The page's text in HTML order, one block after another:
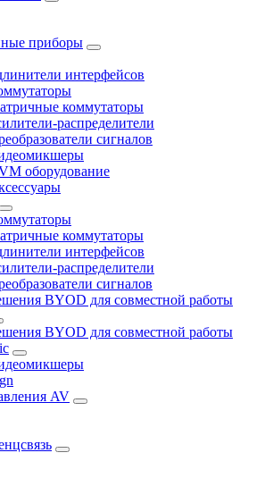
приборы
интерфейсов
коммутаторы
распределители
сигналов
оборудование
коммутаторы
интерфейсов
распределители
сигналов
BYOD для совместной работы
BYOD для совместной работы
AV